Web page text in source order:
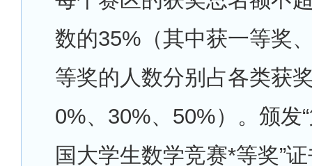
数的35%（其中获一等奖
等奖的人数分别占各类获
0%、30%、50%）。颁发
国大学生数学竞赛*等奖”